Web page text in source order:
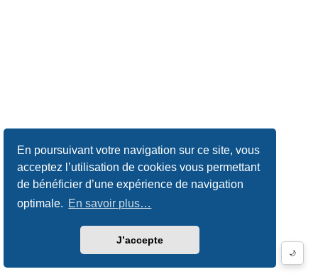
En poursuivant votre navigation sur ce site, vous
acceptez l’utilisation de cookies vous permettant
de bénéficier d’une expérience de navigation
optimale. En savoir plus…
J’accepte
🌙